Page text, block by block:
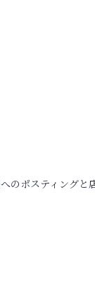
のポスティングと